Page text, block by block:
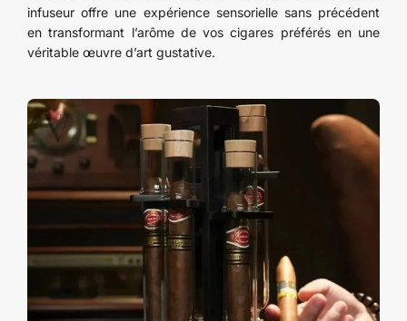
infuseur offre une expérience sensorielle sans précédent
en transformant l’arôme de vos cigares préférés en une
véritable œuvre d’art gustative.